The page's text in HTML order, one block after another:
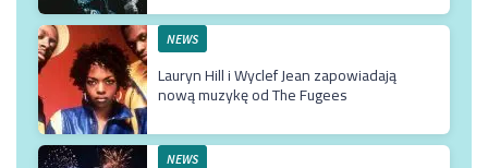
NEWS
Lauryn Hill i Wyclef Jean zapowiadają
nową muzykę od The Fugees
NEWS